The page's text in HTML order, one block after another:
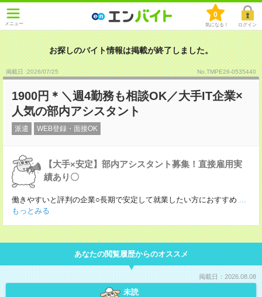
メニュー
0
気になる！ ログイン
お探しのバイト情報は掲載が終了しました。
掲載日 :2026/07/25 No.TMPE26-0535440
1900円＊＼週4勤務も相談OK／大手IT企業×
人気の部内アシスタント
派遣 WEB登録・面接OK
【大手×安定】部内アシスタント募集！直接雇用実
績あり〇
働きやすいと評判の企業○長期で安定して就業したい方におすすめ ...
もっとみる
あなたの閲覧履歴からのオススメ
掲載日：2026.08.08
未読